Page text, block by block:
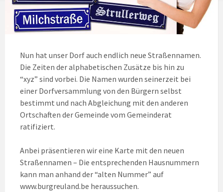
Nun hat unser Dorf auch endlich neue Straßennamen.
Die Zeiten der alphabetischen Zusätze bis hin zu
“xyz” sind vorbei. Die Namen wurden seinerzeit bei
einer Dorfversammlung von den Bürgern selbst
bestimmt und nach Abgleichung mit den anderen
Ortschaften der Gemeinde vom Gemeinderat
ratifiziert.
Anbei präsentieren wir eine Karte mit den neuen
Straßennamen – Die entsprechenden Hausnummern
kann man anhand der “alten Nummer” auf
www.burgreuland.be heraussuchen.